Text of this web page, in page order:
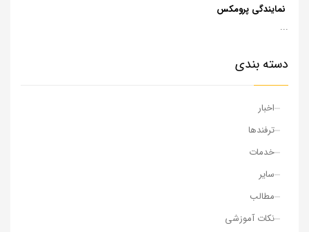
نمایندگی پرومکس
...
دسته بندی
اخبار
ترفندها
خدمات
سایر
مطالب
نکات آموزشی